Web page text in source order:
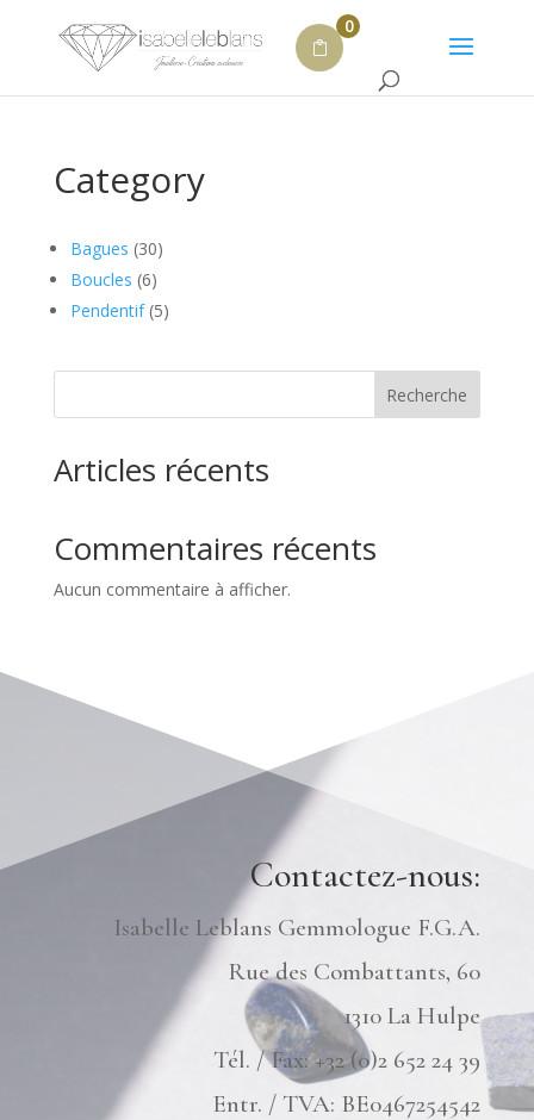
0
Category
Bagues 3030
produits
Boucles 66
produits
Pendentif 55
Recherche
Articles récents
Commentaires récents
Aucun commentaire à afficher.
Contactez-nous:
Isabelle Leblans Gemmologue F.G.A.
Rue des Combattants, 60
1310 La Hulpe
Tél. / Fax: +32 (0)2 652 24 39
Entr. / TVA: BE0467254542